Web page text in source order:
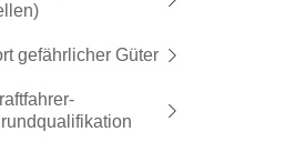
gefährlicher Güter